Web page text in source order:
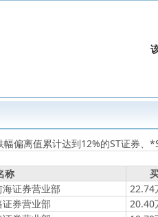
偏离值累计达到12%的ST证券、
称
证券营业部
22.74
券营业部
20.40